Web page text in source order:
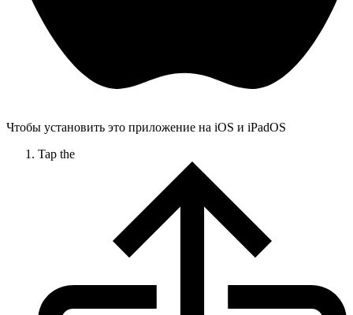
Чтобы установить это приложение на iOS и iPadOS
Tap the